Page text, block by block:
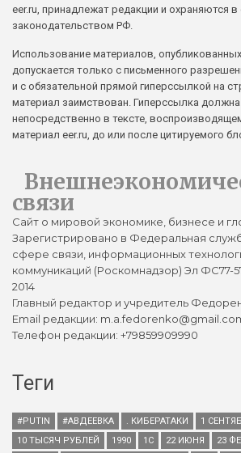
eer.ru, принадлежат редакции и охраняются в
законодательством РФ.
Использование материалов, опубликованных
допускается только с письменного
и с обязательной прямой гиперссылкой на
материал заимствован. Гиперссылка
непосредственно в тексте,
материал eer.ru, до или после цитируемого
связи
Сайт о мировой экономике, бизнесе и
Зарегистрировано в Федеральная
сфере связи, информационных
коммуникаций (Роскомнадзор) Эл ФС77-
2014
Главный редактор и учредитель
Email редакции:
Телефон редакции: +79859909990
Теги
#PUTIN #АВДЕЕВКА . КИБЕРАТАКИ
1
10 ТЫСЯЧ РУБЛЕЙ
1990 1С 22 ИЮНЯ 23